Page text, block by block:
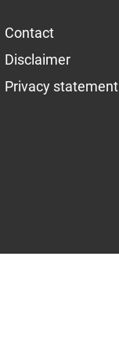
Contact
Disclaimer
Privacy statement